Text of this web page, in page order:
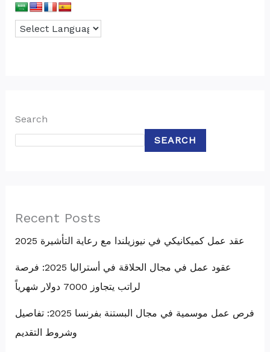
Search
SEARCH
Recent Posts
عقد عمل كميكانيكي في نيوزيلندا مع رعاية التأشيرة 2025
عقود عمل في مجال الحلاقة في أستراليا 2025: فرصة
لراتب يتجاوز 7000 دولار شهرياً
فرص عمل موسمية في مجال البستنة بفرنسا 2025: تفاصيل
وشروط التقديم